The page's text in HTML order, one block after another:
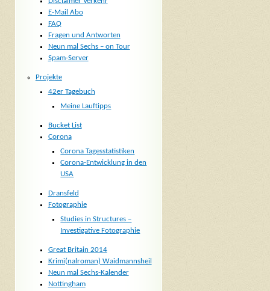
E-Mail Abo
FAQ
Fragen und Antworten
Neun mal Sechs – on Tour
Spam-Server
Projekte
42er Tagebuch
Meine Lauftipps
Bucket List
Corona
Corona Tagesstatistiken
Corona-Entwicklung in den
USA
Dransfeld
Fotographie
Studies in Structures –
Investigative Fotographie
Great Britain 2014
Krimi(nalroman) Waidmannsheil
Neun mal Sechs-Kalender
Nottingham